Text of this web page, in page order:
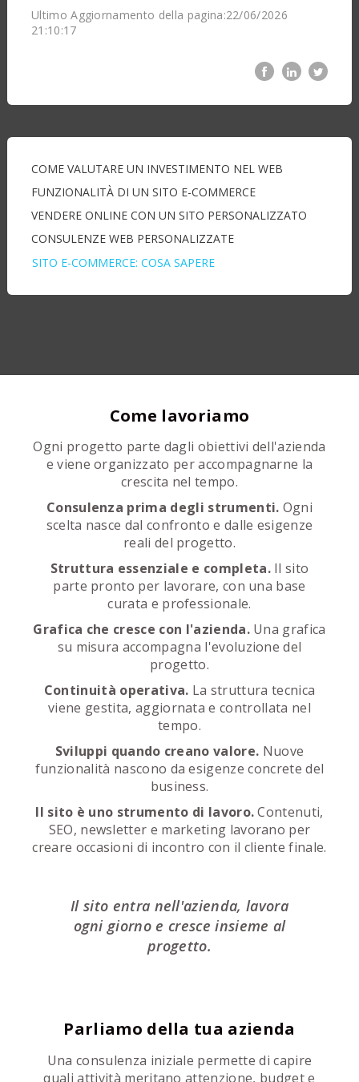
COME VALUTARE UN INVESTIMENTO NEL WEB
FUNZIONALITÀ DI UN SITO E-COMMERCE
VENDERE ONLINE CON UN SITO PERSONALIZZATO
CONSULENZE WEB PERSONALIZZATE
SITO E-COMMERCE: COSA SAPERE
Ultimo Aggiornamento della pagina:22/06/2026
21:10:17
Come lavoriamo
Ogni progetto parte dagli obiettivi dell'azienda
e viene organizzato per accompagnarne la
crescita nel tempo.
Consulenza prima degli strumenti. Ogni
scelta nasce dal confronto e dalle esigenze
reali del progetto.
Struttura essenziale e completa.Il sito
parte pronto per lavorare, con una base
curata e professionale.
Grafica che cresce con l'azienda.Una grafica
su misura accompagna l'evoluzione del
progetto.
Continuità operativa. La struttura tecnica
viene gestita, aggiornata e controllata nel
tempo.
Sviluppi quando creano valore. Nuove
funzionalità nascono da esigenze concrete del
business.
Il sito è uno strumento di lavoro.Contenuti,
SEO, newsletter e marketing lavorano per
creare occasioni di incontro con il cliente finale.
Il sito entra nell'azienda, lavora
ogni giorno e cresce insieme al
progetto.
Parliamo della tua azienda
Una consulenza iniziale permette di capire
quali attività meritano attenzione, budget e